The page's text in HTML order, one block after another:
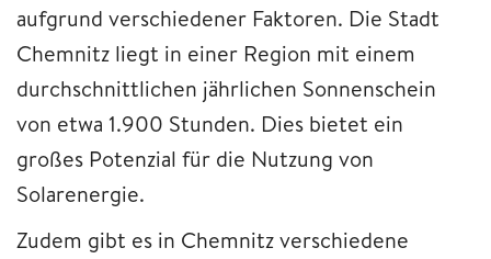
aufgrund verschiedener Faktoren. Die Stadt
Chemnitz liegt in einer Region mit einem
durchschnittlichen jährlichen Sonnenschein
von etwa 1.900 Stunden. Dies bietet ein
großes Potenzial für die Nutzung von
Solarenergie.
Zudem gibt es in Chemnitz verschiedene